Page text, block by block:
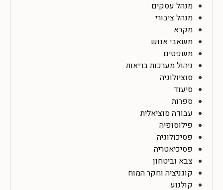
מנהל עסקים
מנהל ציבורי
מקרא
משאבי אנוש
משפטים
ניהול מערכות בריאות
סוציולוגיה
סיעוד
ספרות
עבודה סוציאלית
פילוסופיה
פסיכולוגיה
פסיכיאטריה
צבא וביטחון
קוגניציה וחקר המוח
קולנוע